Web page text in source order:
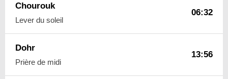
Chourouk
Lever du soleil
06:32
Dohr
Prière de midi
13:56